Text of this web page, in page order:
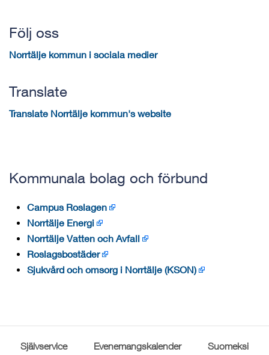
Följ oss
Norrtälje kommun i sociala medier
Translate
Translate Norrtälje kommun's website
Kommunala bolag och förbund
Campus Roslagen
Norrtälje Energi
Norrtälje Vatten och Avfall
Roslagsbostäder
Sjukvård och omsorg i Norrtälje (KSON)
Självservice Evenemangskalender Suomeksi